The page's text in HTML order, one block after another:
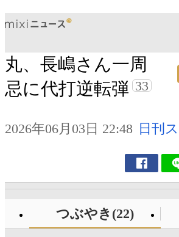
丸、長嶋さん一周
忌に代打逆転弾 33
2026年06月03日 22:48 日刊
つぶやき(22)